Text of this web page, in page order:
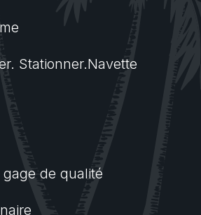
Stationner.Navette
de qualité